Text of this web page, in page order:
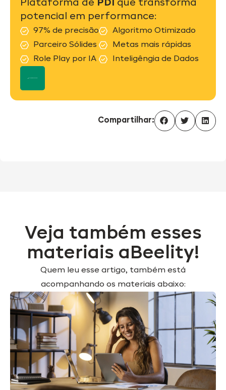
Plataforma de PDI que transforma
potencial em performance:
97% de precisão
Parceiro Sólides
Role Play por IA
Algoritmo Otimizado
Metas mais rápidas
Inteligêngia de Dados
Compartilhar:
Veja também esses
materiais aBeelity!
Quem leu esse artigo, também está
acompanhando os materiais abaixo: